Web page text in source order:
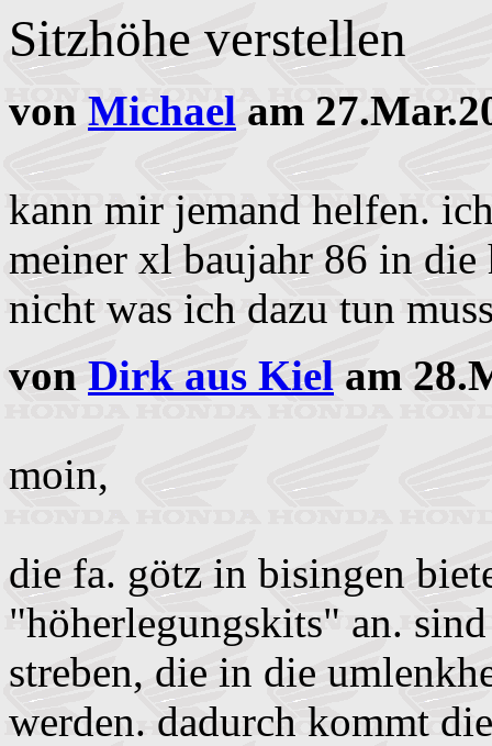
Sitzhöhe verstellen
von Michael am
kann mir jemand helfen.
meiner xl baujahr 86 in die
nicht was ich dazu tun
von Dirk aus Kiel am
moin,
die fa. götz in bisingen
"höherlegungskits" an.
streben, die in die
werden. dadurch kommt